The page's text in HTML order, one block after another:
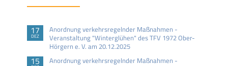
17
DEZ
Anordnung verkehrsregelnder Maßnahmen -
Veranstaltung "Winterglühen" des TFV 1972 Ober-
Hörgern e. V. am 20.12.2025
15
Anordnung verkehrsregelnder Maßnahmen -